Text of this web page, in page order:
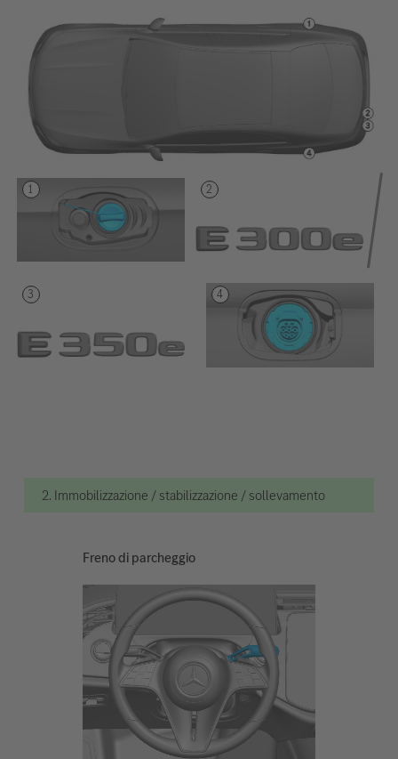
2. Immobilizzazione / stabilizzazione / sollevamento
Freno di parcheggio